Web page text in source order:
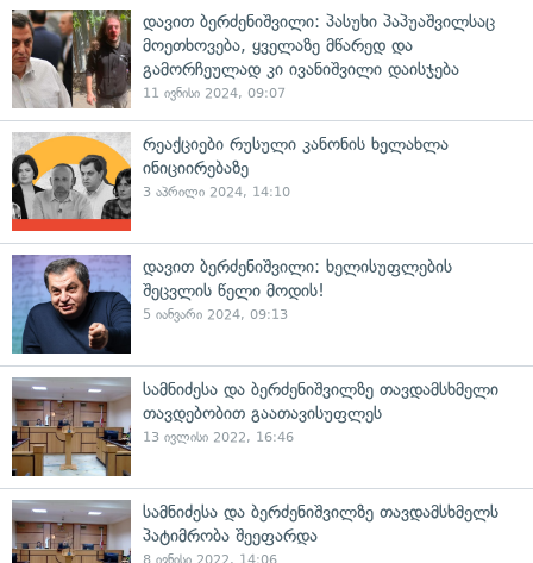
დავით ბერძენიშვილი: პასუხი პაპუაშვილსაც
მოეთხოვება, ყველაზე მწარედ და
გამორჩეულად კი ივანიშვილი დაისჯება
11 ივნისი 2024, 09:07
რეაქციები რუსული კანონის ხელახლა
ინიციირებაზე
3 აპრილი 2024, 14:10
დავით ბერძენიშვილი: ხელისუფლების
შეცვლის წელი მოდის!
5 იანვარი 2024, 09:13
სამნიძესა და ბერძენიშვილზე თავდამსხმელი
თავდებობით გაათავისუფლეს
13 ივლისი 2022, 16:46
სამნიძესა და ბერძენიშვილზე თავდამსხმელს
პატიმრობა შეეფარდა